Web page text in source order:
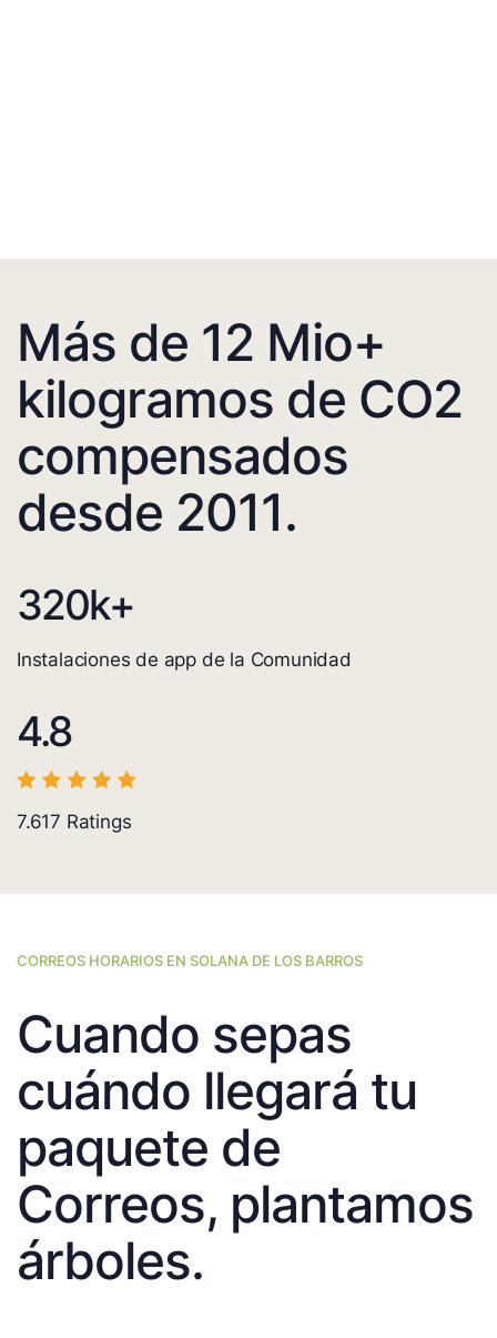
Más de 12 Mio+
kilogramos de CO2
compensados
desde 2011.
320k+
Instalaciones de app de la Comunidad
4.8
7.617 Ratings
CORREOS HORARIOS EN SOLANA DE LOS BARROS
Cuando sepas
cuándo llegará tu
paquete de
Correos, plantamos
árboles.